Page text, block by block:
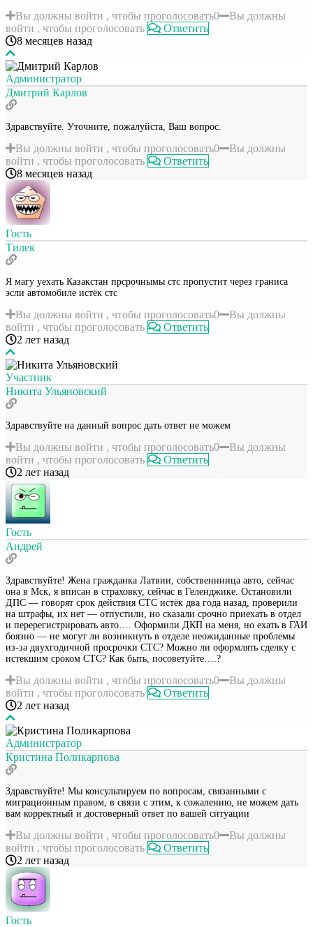
Вы должны войти , чтобы проголосовать0
Вы должны
войти , чтобы проголосовать
Ответить
8 месяцев назад
Администратор
Дмитрий Карлов
Здравствуйте. Уточните, пожалуйста, Ваш вопрос.
Вы должны войти , чтобы проголосовать0
Вы должны
войти , чтобы проголосовать
Ответить
8 месяцев назад
Гость
Тилек
Я магу уехать Казакстан прсрочнымы стс пропустит через граниса
эсли автомобиле истёк стс
Вы должны войти , чтобы проголосовать0
Вы должны
войти , чтобы проголосовать
Ответить
2 лет назад
Участник
Никита Ульяновский
Здравствуйте на данный вопрос дать ответ не можем
Вы должны войти , чтобы проголосовать0
Вы должны
войти , чтобы проголосовать
Ответить
2 лет назад
Гость
Андрей
Здравствуйте! Жена гражданка Латвии, собственнница авто, сейчас
она в Мск, я вписан в страховку, сейчас в Геленджике. Остановили
ДПС — говорят срок действия СТС истёк два года назад, проверили
на штрафы, их нет — отпустили, но сказали срочно приехать в отдел
и перерегистрировать авто…. Оформили ДКП на меня, но ехать в ГАИ
боязно — не могут ли возникнуть в отделе неожиданные проблемы
из-за двухгодичной просрочки СТС? Можно ли оформлять сделку с
истекшим сроком СТС? Как быть, посоветуйте….?
Вы должны войти , чтобы проголосовать0
Вы должны
войти , чтобы проголосовать
Ответить
2 лет назад
Администратор
Кристина Поликарпова
Здравствуйте! Мы консультируем по вопросам, связанными с
миграционным правом, в связи с этим, к сожалению, не можем дать
вам корректный и достоверный ответ по вашей ситуации
Вы должны войти , чтобы проголосовать0
Вы должны
войти , чтобы проголосовать
Ответить
2 лет назад
Гость